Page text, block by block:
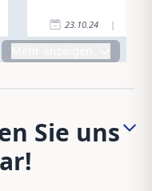
23.10.24 |
Sie uns